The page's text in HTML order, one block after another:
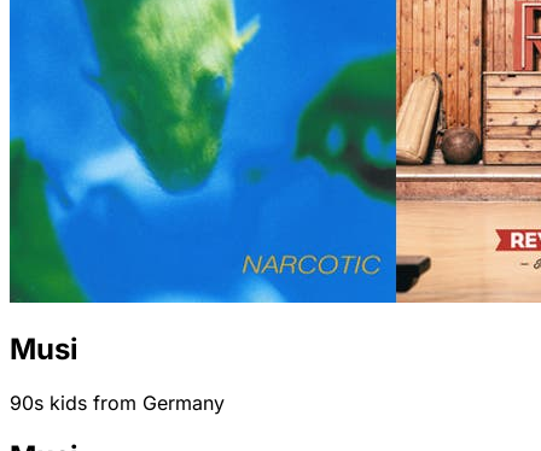
Musi
90s kids from Germany